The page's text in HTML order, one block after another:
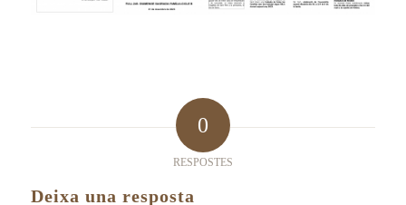
0
RESPOSTES
Deixa una resposta